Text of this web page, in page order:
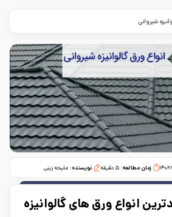
شیروانی
۲/۱۳ زمان مطالعه:‌ ۵ دقیقه نویسنده: ملیحه زینی
انواع ورق ‌های گالوانیزه